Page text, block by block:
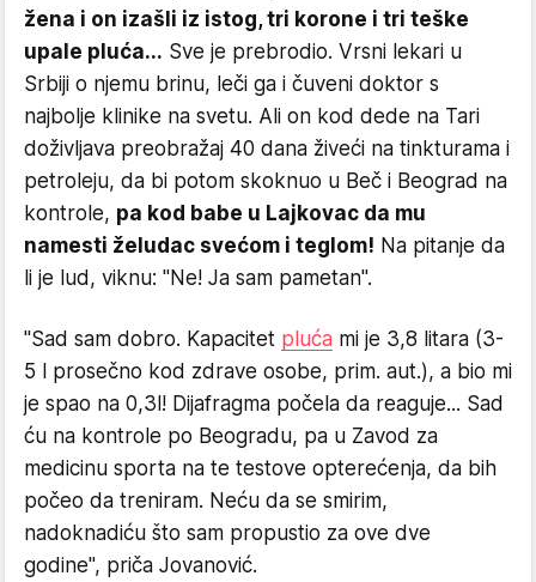
žena i on izašli iz istog, tri korone i tri teške
upale pluća... Sve je prebrodio. Vrsni lekari u
Srbiji o njemu brinu, leči ga i čuveni doktor s
najbolje klinike na svetu. Ali on kod dede na Tari
doživljava preobražaj 40 dana živeći na tinkturama i
petroleju, da bi potom skoknuo u Beč i Beograd na
kontrole, pa kod babe u Lajkovac da mu
namesti želudac svećom i teglom! Na pitanje da
li je lud, viknu: "Ne! Ja sam pametan".
"Sad sam dobro. Kapacitet pluća mi je 3,8 litara (3-
5 l prosečno kod zdrave osobe, prim. aut.), a bio mi
je spao na 0,3l! Dijafragma počela da reaguje... Sad
ću na kontrole po Beogradu, pa u Zavod za
medicinu sporta na te testove opterećenja, da bih
počeo da treniram. Neću da se smirim,
nadoknadiću što sam propustio za ove dve
godine", priča Jovanović.